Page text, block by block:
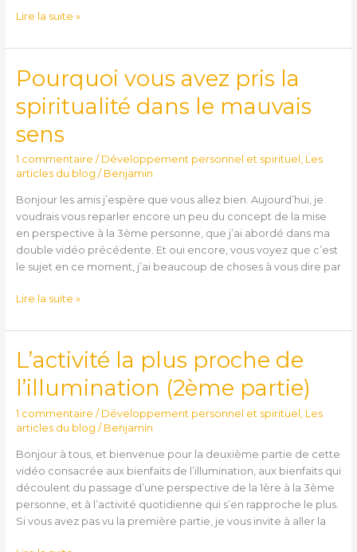
Lire la suite »
Pourquoi vous avez pris la
spiritualité dans le mauvais
sens
1 commentaire / Développement personnel et spirituel , Les
articles du blog / Benjamin
Bonjour les amis j’espère que vous allez bien. Aujourd’hui, je
voudrais vous reparler encore un peu du concept de la mise
en perspective à la 3ème personne, que j’ai abordé dans ma
double vidéo précédente. Et oui encore, vous voyez que c’est
le sujet en ce moment, j’ai beaucoup de choses à vous dire par
Pourquoi
vous
avez
pris
la
spiritualité
dans
mauvais
sens
Lire la suite »
L’activité la plus proche de
l’illumination (2ème partie)
1 commentaire / Développement personnel et spirituel
Les
articles du blog / Benjamin
Bonjour à tous, et bienvenue pour la deuxième partie de cette
vidéo consacrée aux bienfaits de l’illumination, aux bienfaits qui
découlent du passage d’une perspective de la 1ère à la 3ème
personne, et à l’activité quotidienne qui s’en rapproche le plus.
Si vous avez pas vu la première partie, je vous invite à aller la
L’activité
la
plus
de
(2ème
partie)